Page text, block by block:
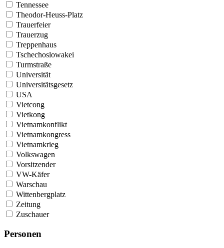
Tennessee
Theodor-Heuss-Platz
Trauerfeier
Trauerzug
Treppenhaus
Tschechoslowakei
Turmstraße
Universität
Universitätsgesetz
USA
Vietcong
Vietkong
Vietnamkonflikt
Vietnamkongress
Vietnamkrieg
Volkswagen
Vorsitzender
VW-Käfer
Warschau
Wittenbergplatz
Zeitung
Zuschauer
Personen